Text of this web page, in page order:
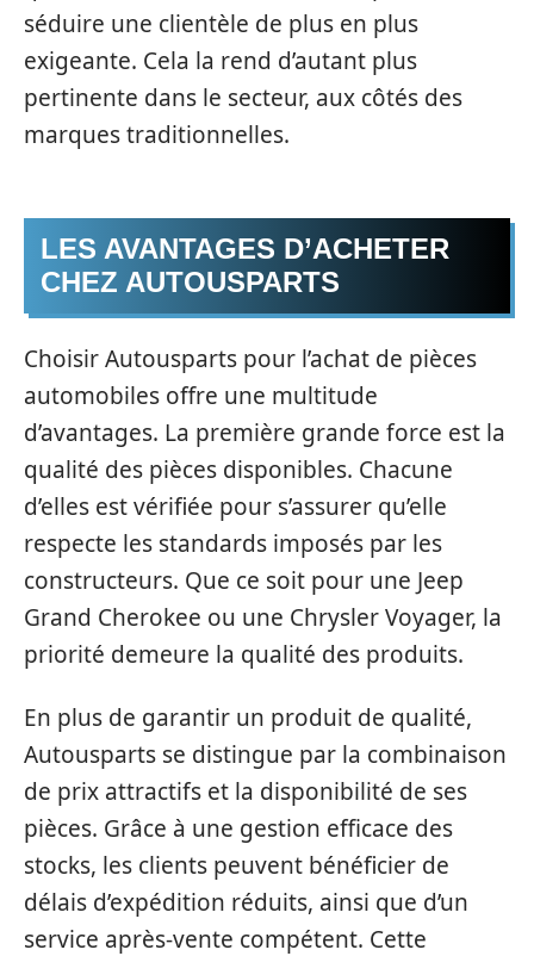
séduire une clientèle de plus en plus
exigeante. Cela la rend d’autant plus
pertinente dans le secteur, aux côtés des
marques traditionnelles.
LES AVANTAGES D’ACHETER
CHEZ AUTOUSPARTS
Choisir Autousparts pour l’achat de pièces
automobiles offre une multitude
d’avantages. La première grande force est la
qualité des pièces disponibles. Chacune
d’elles est vérifiée pour s’assurer qu’elle
respecte les standards imposés par les
constructeurs. Que ce soit pour une Jeep
Grand Cherokee ou une Chrysler Voyager, la
priorité demeure la qualité des produits.
En plus de garantir un produit de qualité,
Autousparts se distingue par la combinaison
de prix attractifs et la disponibilité de ses
pièces. Grâce à une gestion efficace des
stocks, les clients peuvent bénéficier de
délais d’expédition réduits, ainsi que d’un
service après-vente compétent. Cette